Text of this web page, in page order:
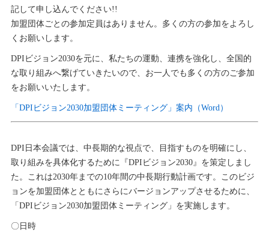
記して申し込んでください!!
加盟団体ごとの参加定員はありません。多くの方の参加をよろし
くお願いします。
DPIビジョン2030を元に、私たちの運動、連携を強化し、全国的
な取り組みへ繋げていきたいので、お一人でも多くの方のご参加
をお願いいたします。
「DPIビジョン2030加盟団体ミーティング」案内（Word）
DPI日本会議では、中長期的な視点で、目指すものを明確にし、
取り組みを具体化するために『DPIビジョン2030』を策定しまし
た。これは2030年までの10年間の中長期行動計画です。このビジ
ョンを加盟団体とともにさらにバージョンアップさせるために、
「DPIビジョン2030加盟団体ミーティング」を実施します。
〇日時